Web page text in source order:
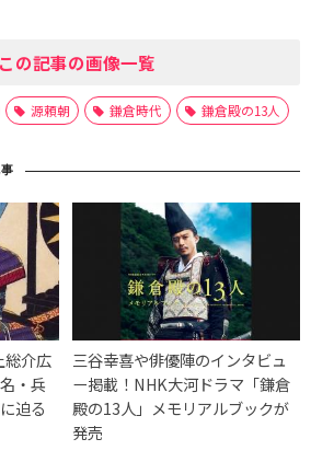
この記事の画像一覧
源頼朝 鎌倉時代 鎌倉殿の13人
総介広
・兵
迫る
三谷幸喜や俳優陣のインタビュ
ー掲載！NHK大河ドラマ「鎌倉
殿の13人」メモリアルブックが
発売